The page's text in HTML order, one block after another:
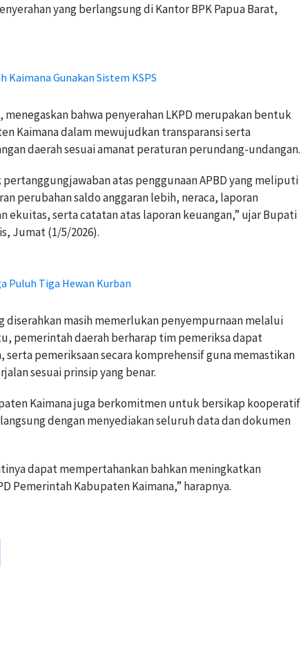
yang berlangsung di Kantor BPK Papua Barat,
Kaimana Gunakan Sistem KSPS
menegaskan bahwa penyerahan LKPD merupakan bentuk
Kaimana dalam mewujudkan transparansi serta
daerah sesuai amanat peraturan perundang-undangan.
atas penggunaan APBD yang meliputi
perubahan saldo anggaran lebih, neraca, laporan
ekuitas, serta catatan atas laporan keuangan,” ujar Bupati
Jumat (1/5/2026).
Puluh Tiga Hewan Kurban
diserahkan masih memerlukan penyempurnaan melalui
pemerintah daerah berharap tim pemeriksa dapat
serta pemeriksaan secara komprehensif guna memastikan
sesuai prinsip yang benar.
Kaimana juga berkomitmen untuk bersikap kooperatif
dengan menyediakan seluruh data dan dokumen
dapat mempertahankan bahkan meningkatkan
Pemerintah Kabupaten Kaimana,” harapnya.